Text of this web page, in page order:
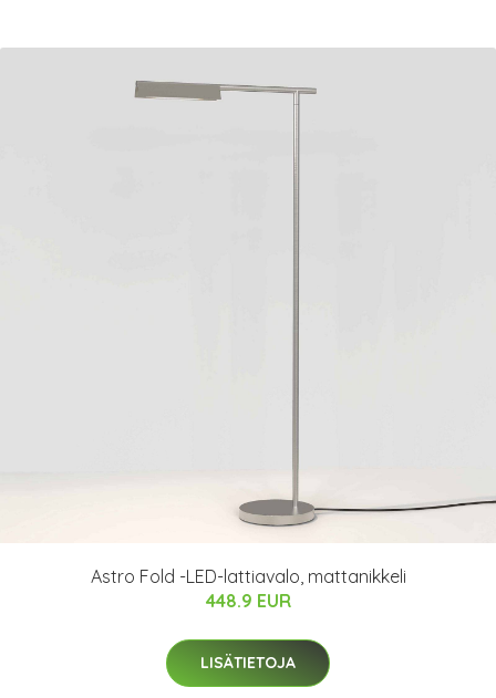
Astro Fold -LED-lattiavalo, mattanikkeli
448.9 EUR
LISÄTIETOJA